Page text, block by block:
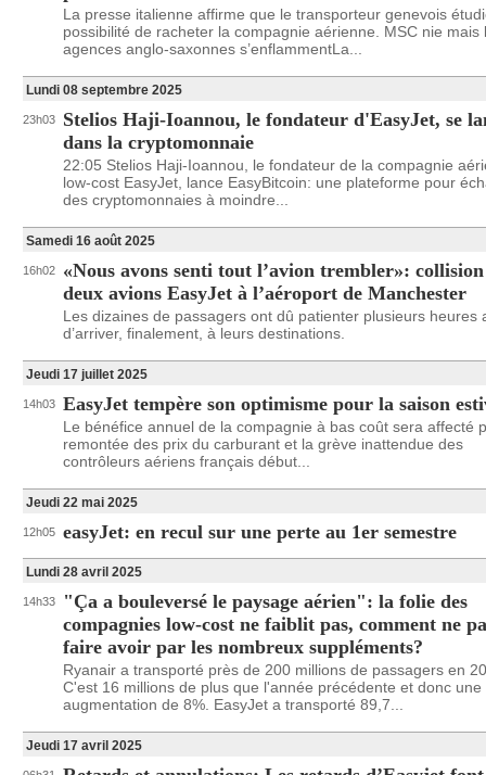
La presse italienne affirme que le transporteur genevois
possibilité de racheter la compagnie aérienne. MSC nie mais
agences anglo-saxonnes s’enflammentLa...
Lundi 08 septembre 2025
23h03
Stelios Haji-Ioannou, le fondateur d'EasyJet, se
dans la cryptomonnaie
22:05 Stelios Haji-Ioannou, le fondateur de la compagnie
low-cost EasyJet, lance EasyBitcoin: une plateforme pour
des cryptomonnaies à moindre...
Samedi 16 août 2025
16h02
«Nous avons senti tout l’avion trembler»:
deux avions EasyJet à l’aéroport de Manchester
Les dizaines de passagers ont dû patienter plusieurs heures
d’arriver, finalement, à leurs destinations.
Jeudi 17 juillet 2025
14h03 EasyJet tempère son optimisme pour la saison
Le bénéfice annuel de la compagnie à bas coût sera affecté
remontée des prix du carburant et la grève inattendue des
contrôleurs aériens français début...
Jeudi 22 mai 2025
12h05 easyJet: en recul sur une perte au 1er semestre
Lundi 28 avril 2025
14h33
"Ça a bouleversé le paysage aérien": la folie des
compagnies low-cost ne faiblit pas, comment ne
faire avoir par les nombreux suppléments?
Ryanair a transporté près de 200 millions de passagers en
C'est 16 millions de plus que l'année précédente et donc une
augmentation de 8%. EasyJet a transporté 89,7...
Jeudi 17 avril 2025